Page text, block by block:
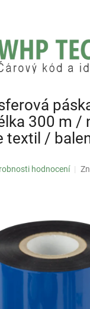
300 m /
textil /
hodnocení